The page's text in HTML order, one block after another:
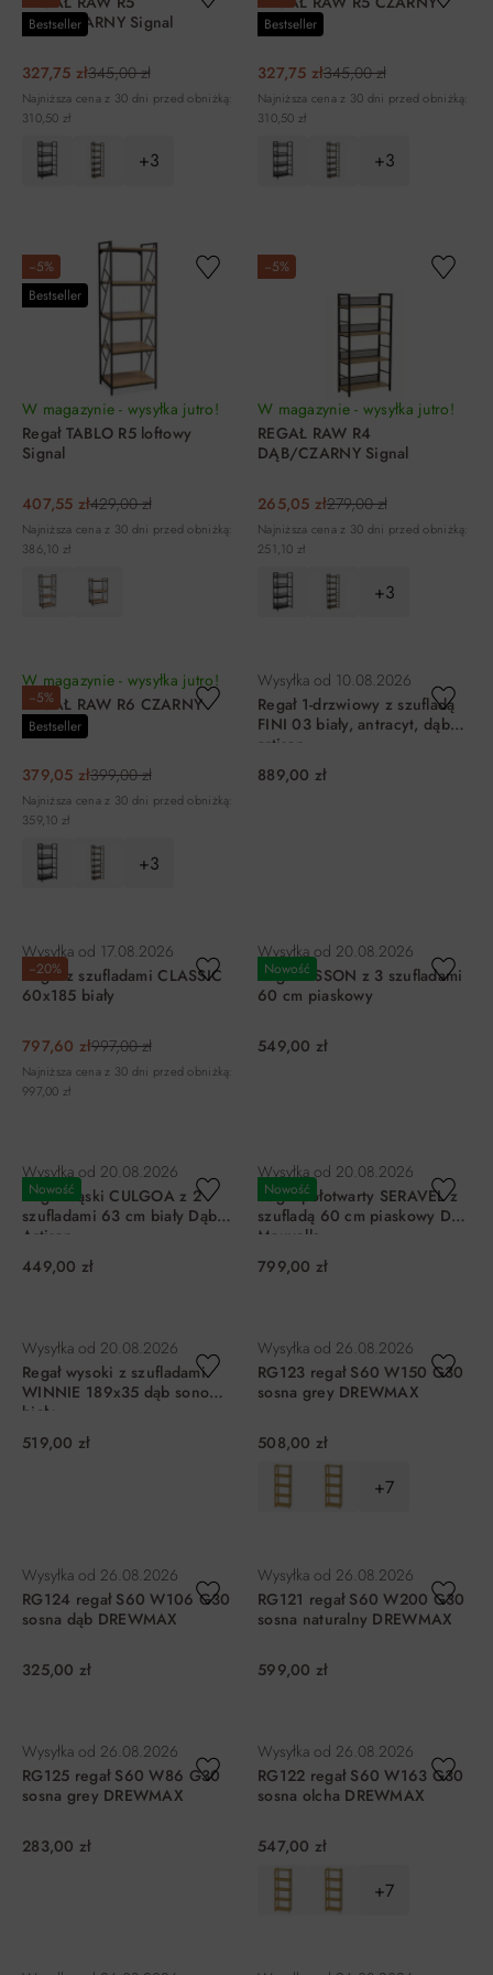
Bestseller
DĄB/CZARNY Signal
327,75 zł345,00 zł
Najniższa cena z 30 dni przed obniżką:
310,50 zł
+3
Bestseller
Signal
327,75 zł345,00 zł
Najniższa cena z 30 dni przed obniżką:
310,50 zł
+3
−5%
Bestseller
W magazynie - wysyłka jutro!
Regał TABLO R5 loftowy
Signal
407,55 zł429,00 zł
Najniższa cena z 30 dni przed obniżką:
386,10 zł
−5%
W magazynie - wysyłka jutro!
REGAŁ RAW R4
DĄB/CZARNY Signal
265,05 zł279,00 zł
Najniższa cena z 30 dni przed obniżką:
251,10 zł
+3
−5%
Bestseller
W magazynie - wysyłka jutro!
REGAŁ RAW R6 CZARNY
Signal
379,05 zł399,00 zł
Najniższa cena z 30 dni przed obniżką:
359,10 zł
+3
Wysyłka od 10.08.2026
Regał 1-drzwiowy z szufladą
FINI 03 biały, antracyt, dąb
artisan
889,00 zł
−20%
Wysyłka od 17.08.2026
Regał z szufladami CLASSIC
60x185 biały
797,60 zł997,00 zł
Najniższa cena z 30 dni przed obniżką:
997,00 zł
Nowość
Wysyłka od 20.08.2026
Regał LISSON z 3 szufladami
60 cm piaskowy
549,00 zł
Nowość
Wysyłka od 20.08.2026
Regał wąski CULGOA z 2
szufladami 63 cm biały Dąb
Artisan
449,00 zł
Nowość
Wysyłka od 20.08.2026
Regał półotwarty SERAVEL z
szufladą 60 cm piaskowy Dąb
Mauvella
799,00 zł
Wysyłka od 20.08.2026
Regał wysoki z szufladami
WINNIE 189x35 dąb sonoma
biały
519,00 zł
Wysyłka od 26.08.2026
RG123 regał S60 W150 G30
sosna grey DREWMAX
508,00 zł
+7
Wysyłka od 26.08.2026
RG124 regał S60 W106 G30
sosna dąb DREWMAX
325,00 zł
Wysyłka od 26.08.2026
RG121 regał S60 W200 G30
sosna naturalny DREWMAX
599,00 zł
Wysyłka od 26.08.2026
RG125 regał S60 W86 G30
sosna grey DREWMAX
283,00 zł
Wysyłka od 26.08.2026
RG122 regał S60 W163 G30
sosna olcha DREWMAX
547,00 zł
+7